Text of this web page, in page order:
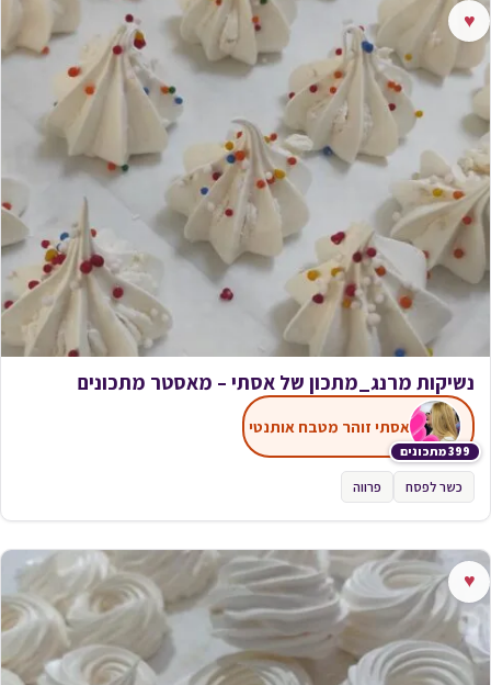
♥
נשיקות מרנג_מתכון של אסתי – מאסטר מתכונים
399 מתכונים
אסתי זוהר מטבח אותנטי
כשר לפסח פרווה
♥